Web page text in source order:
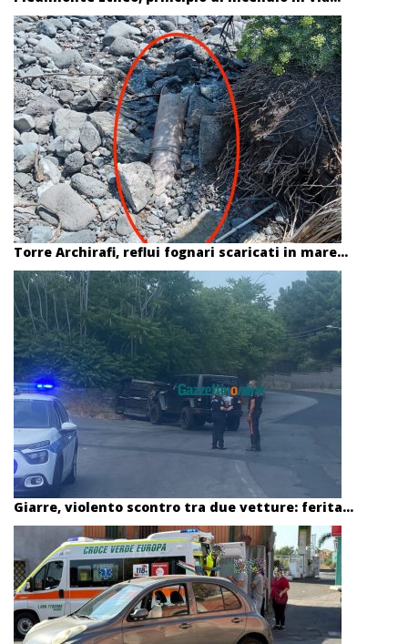
Torre Archirafi, reflui fognari scaricati in mare...
Giarre, violento scontro tra due vetture: ferita...